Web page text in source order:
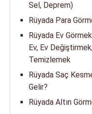
Sel, Deprem)
Rüyada Para
Rüyada Ev
Ev, Ev
Temizlemek
Rüyada Saç
Gelir?
Rüyada Altın